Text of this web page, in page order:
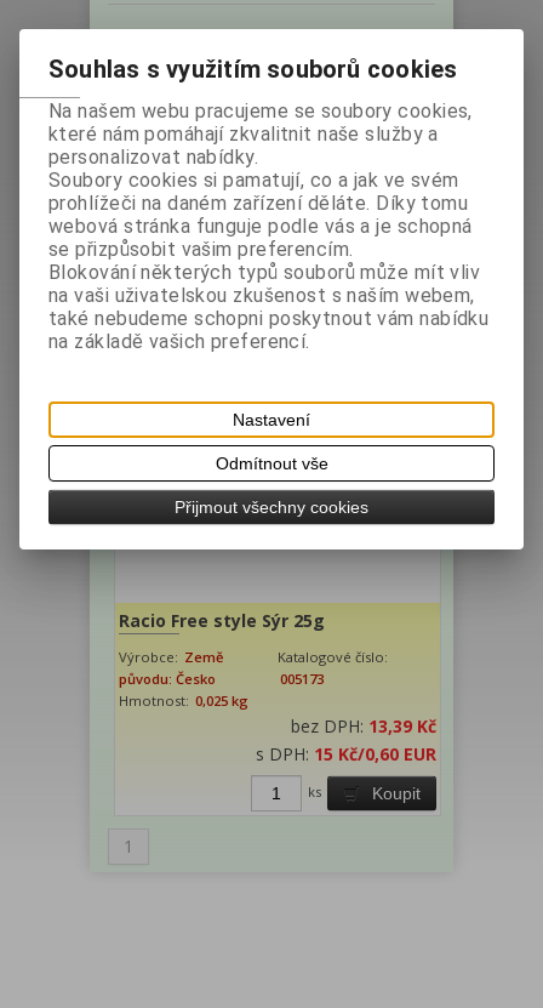
Řadit podle: (Názvu produktu)
Racio Free style Rajče + bazalka 25g
Výrobce: Země
Katalogové číslo:
bez DPH:16,07 Kč
s DPH:18 Kč
ks
Racio Free style Sýr 25g
Výrobce: Země
původu: Česko
Katalogové číslo:
005173
Hmotnost: 0,025 kg
bez DPH: 13,39 Kč
s DPH: 15 Kč/0,60 EUR
Koupit
ks
1
Souhlas s využitím souborů cookies
Na našem webu pracujeme se soubory cookies,
které nám pomáhají zkvalitnit naše služby a
personalizovat nabídky.
Soubory cookies si pamatují, co a jak ve svém
prohlížeči na daném zařízení děláte. Díky tomu
webová stránka funguje podle vás a je schopná
se přizpůsobit vašim preferencím.
Blokování některých typů souborů může mít vliv
na vaši uživatelskou zkušenost s naším webem,
také nebudeme schopni poskytnout vám nabídku
na základě vašich preferencí.
Nastavení
Odmítnout vše
Přijmout všechny cookies